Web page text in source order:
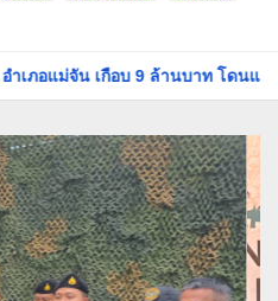
อบ 9 ล้านบาท โดนแก๊งคอลเซ็นเต